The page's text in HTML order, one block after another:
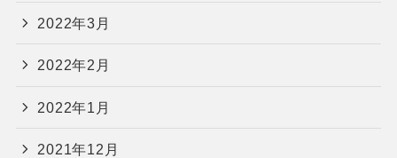
2022年3月
2022年2月
2022年1月
2021年12月